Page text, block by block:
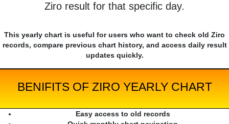
Ziro result for that specific day.
This yearly chart is useful for users who want to check old Ziro
records, compare previous chart history, and access daily result
updates quickly.
BENIFITS OF ZIRO YEARLY CHART
Easy access to old records